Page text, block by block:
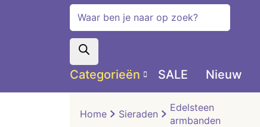
Producten
zoeken
Categorieën SALE Nieuw
Home Sieraden
Edelsteen
armbanden